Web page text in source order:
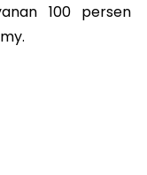
100 persen